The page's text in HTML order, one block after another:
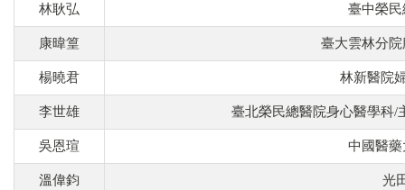
林耿弘 臺中榮
康暐篁 臺大雲林分
楊曉君 林新醫院
李世雄 臺北榮民總醫院身心醫學科/
吳恩瑄 中國醫
溫偉鈞 光